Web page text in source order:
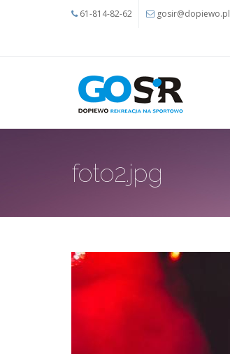
Przejdź do treści 61-814-82-62 gosir@dopiewo.pl
foto2.jpg